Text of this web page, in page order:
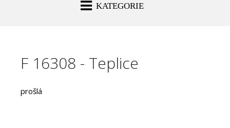
KATEGORIE
F 16308 - Teplice
prošlá